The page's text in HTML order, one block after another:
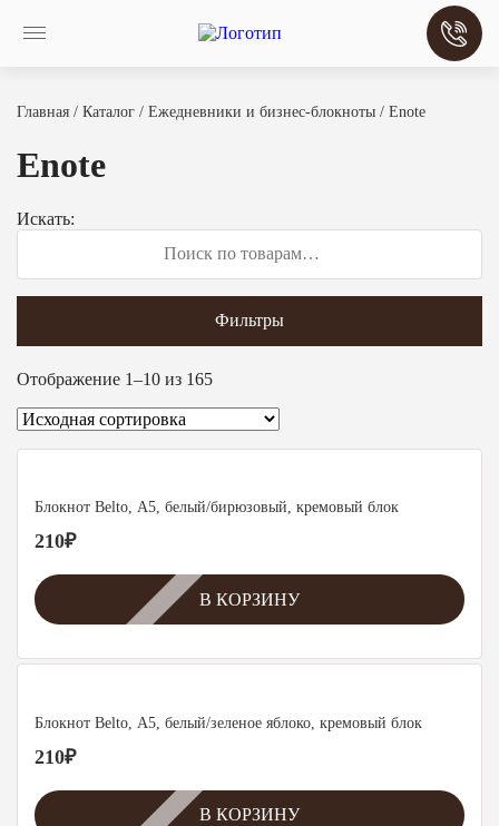
Главная / Каталог / Ежедневники и бизнес-блокноты / Enote
Enote
Искать:
Фильтры
Отображение 1–10 из 165
Блокнот Belto, А5, белый/бирюзовый, кремовый блок
210₽
В КОРЗИНУ
Блокнот Belto, А5, белый/зеленое яблоко, кремовый блок
210₽
В КОРЗИНУ